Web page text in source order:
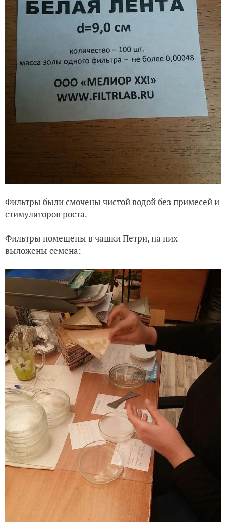
Фильтры были смочены чистой водой без примесей и
стимуляторов роста.
Фильтры помещены в чашки Петри, на них
выложены семена: